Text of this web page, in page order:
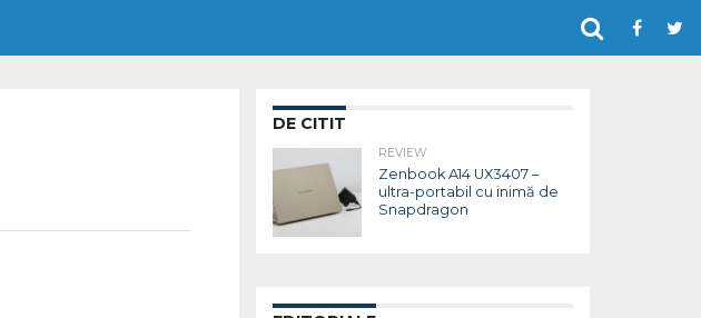
DE CITIT
REVIEW
Zenbook A14 UX3407 –
ultra-portabil cu inimă de
Snapdragon